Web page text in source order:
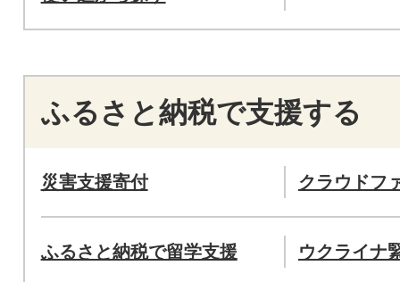
ふるさと納税で支援する
災害支援寄付 クラウドフ
ふるさと納税で留学支援 ウクライナ